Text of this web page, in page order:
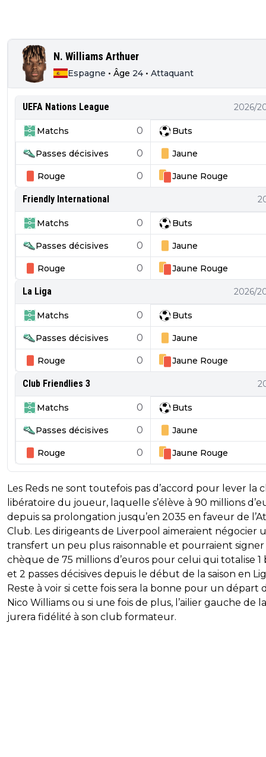
N. Williams Arthuer
Espagne • Âge 24 • Attaquant
UEFA Nations League 2026/
Matchs 0 Buts
Passes décisives 0 Jaune
Rouge 0 Jaune Rouge
Friendly International
Matchs 0 Buts
Passes décisives 0 Jaune
Rouge 0 Jaune Rouge
La Liga 2026/
Matchs 0 Buts
Passes décisives 0 Jaune
Rouge 0 Jaune Rouge
Club Friendlies 3
Matchs 0 Buts
Passes décisives 0 Jaune
Rouge 0 Jaune Rouge
Les Reds ne sont toutefois pas d’accord pour lever la
libératoire du joueur, laquelle s’élève à 90 millions
depuis sa prolongation jusqu’en 2035 en faveur de
Club. Les dirigeants de Liverpool aimeraient négocier
transfert un peu plus raisonnable et pourraient
chèque de 75 millions d’euros pour celui qui totalise 1
et 2 passes décisives depuis le début de la saison en
Reste à voir si cette fois sera la bonne pour un départ
Nico Williams ou si une fois de plus, l’ailier gauche de
jurera fidélité à son club formateur.